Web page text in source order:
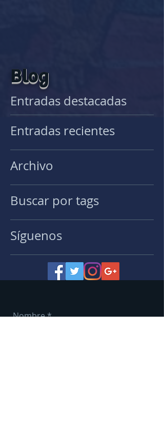
Blog
Entradas destacadas
Entradas recientes
Archivo
Buscar por tags
Síguenos